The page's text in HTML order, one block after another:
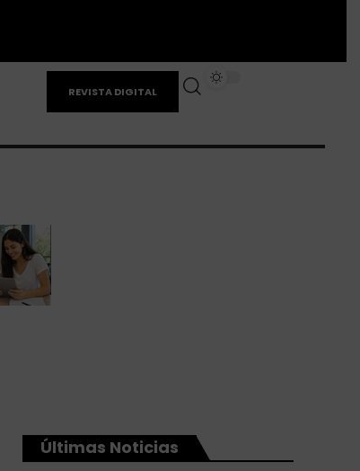
REVISTA DIGITAL
Últimas Noticias